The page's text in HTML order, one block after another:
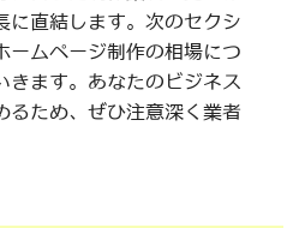
に直結します。次のセクシ
ームページ制作の相場につ
きます。あなたのビジネス
るため、ぜひ注意深く業者